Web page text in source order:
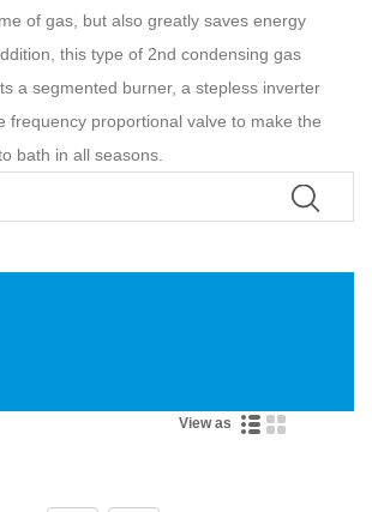
of gas, but also greatly saves energy
this type of 2nd condensing gas
a segmented burner, a stepless inverter
frequency proportional valve to make the
bath in all seasons.
View as